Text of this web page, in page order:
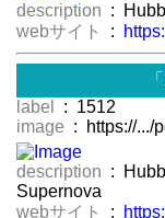
description :
webサイト
:
label
: 1512
image : https://.../
description :
Supernova
webサイト
: